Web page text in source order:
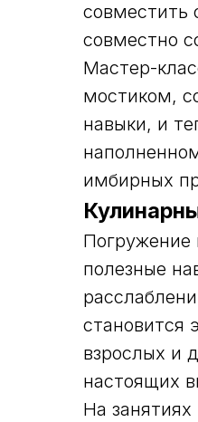
совместить
совместно
Мастер-
мостиком,
навыки, и
имбирных
Погружение
полезные
становится
взрослых и
настоящих
На